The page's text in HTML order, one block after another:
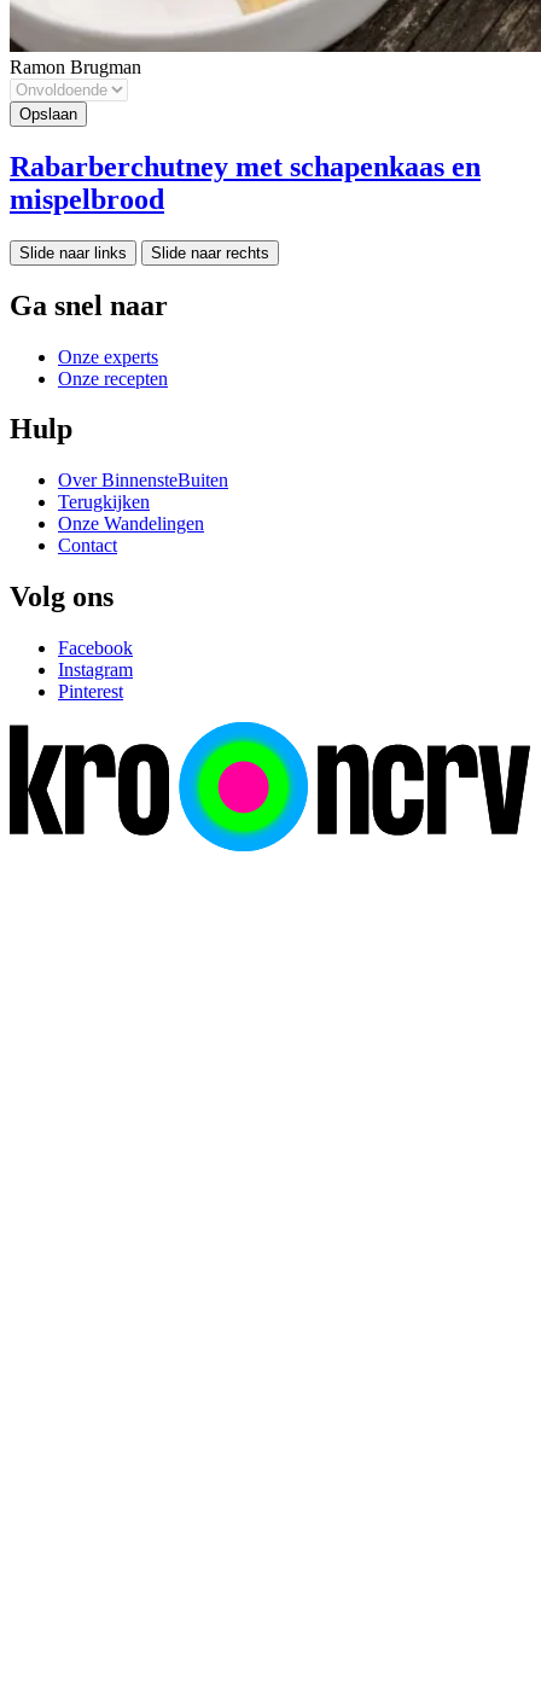
Ramon Brugman
Rabarberchutney met schapenkaas en
mispelbrood
Slide naar links Slide naar rechts
Ga snel naar
Onze experts
Onze recepten
Hulp
Over BinnensteBuiten
Terugkijken
Onze Wandelingen
Contact
Volg ons
Facebook
Instagram
Pinterest